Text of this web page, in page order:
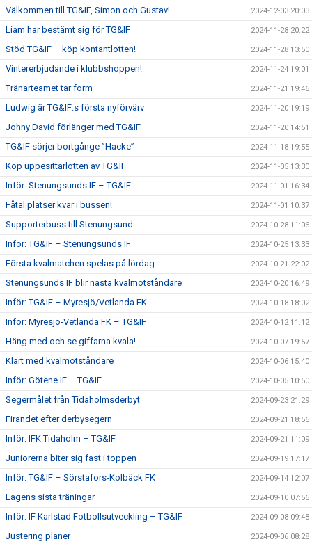
Välkommen till TG&IF, Simon och Gustav! 2024-12-03 20:03
Liam har bestämt sig för TG&IF 2024-11-28 20:22
Stöd TG&IF – köp kontantlotten! 2024-11-28 13:50
Vintererbjudande i klubbshoppen! 2024-11-24 19:01
Tränarteamet tar form 2024-11-21 19:46
Ludwig är TG&IF:s första nyförvärv 2024-11-20 19:19
Johny David förlänger med TG&IF 2024-11-20 14:51
TG&IF sörjer bortgånge ”Hacke” 2024-11-18 19:55
Köp uppesittarlotten av TG&IF 2024-11-05 13:30
Inför: Stenungsunds IF – TG&IF 2024-11-01 16:34
Fåtal platser kvar i bussen! 2024-11-01 10:37
Supporterbuss till Stenungsund 2024-10-28 11:06
Inför: TG&IF – Stenungsunds IF 2024-10-25 13:33
Första kvalmatchen spelas på lördag 2024-10-21 22:02
Stenungsunds IF blir nästa kvalmotståndare 2024-10-20 16:49
Inför: TG&IF – Myresjö/Vetlanda FK 2024-10-18 18:02
Inför: Myresjö-Vetlanda FK – TG&IF 2024-10-12 11:12
Häng med och se giffarna kvala! 2024-10-07 19:57
Klart med kvalmotståndare 2024-10-06 15:40
Inför: Götene IF – TG&IF 2024-10-05 10:50
Segermålet från Tidaholmsderbyt 2024-09-23 21:29
Firandet efter derbysegern 2024-09-21 18:56
Inför: IFK Tidaholm – TG&IF 2024-09-21 11:09
Juniorerna biter sig fast i toppen 2024-09-19 17:17
Inför: TG&IF – Sörstafors-Kolbäck FK 2024-09-14 12:07
Lagens sista träningar 2024-09-10 07:56
Inför: IF Karlstad Fotbollsutveckling – TG&IF 2024-09-08 09:48
Justering planer 2024-09-06 08:28